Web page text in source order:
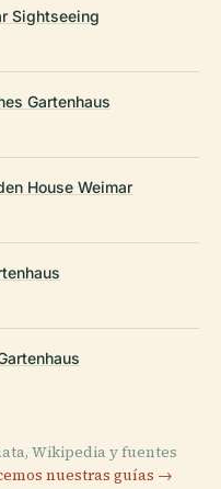
Sightseeing
Gartenhaus
House Weimar
Wikipedia y fuentes
nuestras guías →